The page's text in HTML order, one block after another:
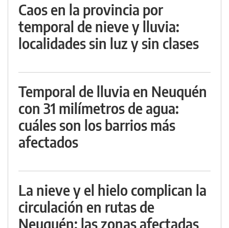
Caos en la provincia por
temporal de nieve y lluvia:
localidades sin luz y sin clases
Temporal de lluvia en Neuquén
con 31 milímetros de agua:
cuáles son los barrios más
afectados
La nieve y el hielo complican la
circulación en rutas de
Neuquén: las zonas afectadas